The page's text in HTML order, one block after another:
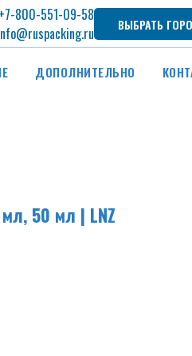
+7-800-551-09-58
ВЫБРАТЬ
ДОПОЛНИТЕЛЬНО
50 мл | LNZ